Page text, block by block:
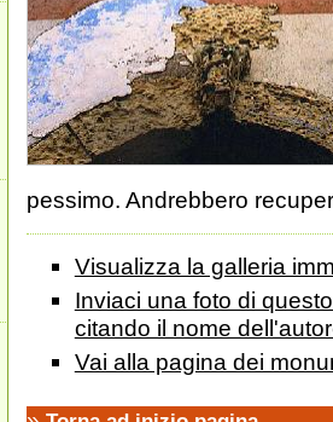
pessimo. Andrebbero
Visualizza la galleria
Inviaci una foto di
citando il nome
Vai alla pagina dei